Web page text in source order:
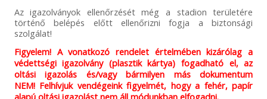
Az igazolványok ellenőrzését még a stadion területére
történő belépés előtt ellenőrizni fogja a biztonsági
szolgálat!
Figyelem! A vonatkozó rendelet értelmében kizárólag a
védettségi igazolvány (plasztik kártya) fogadható el, az
oltási igazolás és/vagy bármilyen más dokumentum
NEM! Felhívjuk vendégeink figyelmét, hogy a fehér, papír